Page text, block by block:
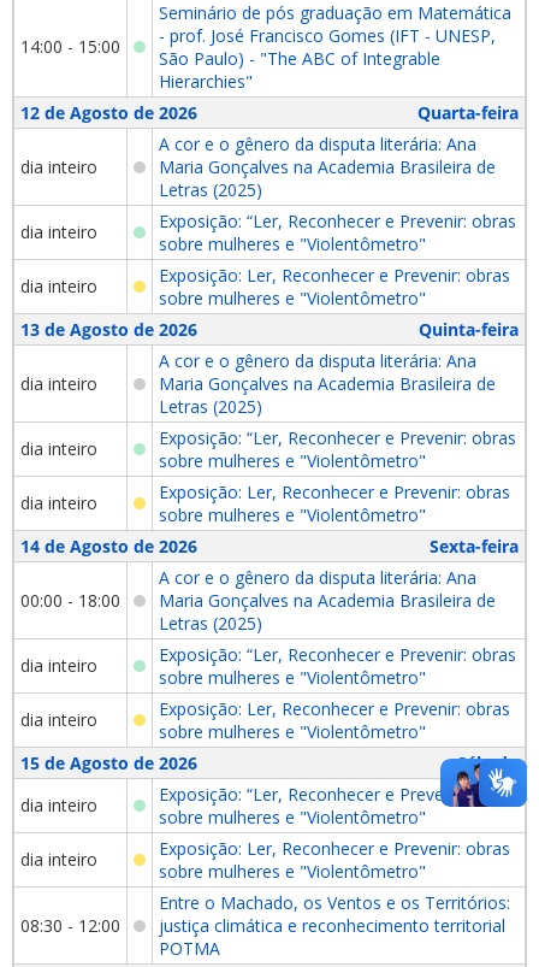
14:00 - 15:00
Seminário de pós graduação em Matemática
- prof. José Francisco Gomes (IFT - UNESP,
São Paulo) - "The ABC of Integrable
Hierarchies"
12 de Agosto de 2026
Quarta-feira
dia inteiro
A cor e o gênero da disputa literária: Ana
Maria Gonçalves na Academia Brasileira de
Letras (2025)
dia inteiro
Exposição: “Ler, Reconhecer e Prevenir: obras
sobre mulheres e "Violentômetro"
dia inteiro
Exposição: Ler, Reconhecer e Prevenir: obras
sobre mulheres e "Violentômetro"
13 de Agosto de 2026
Quinta-feira
dia inteiro
A cor e o gênero da disputa literária: Ana
Maria Gonçalves na Academia Brasileira de
Letras (2025)
dia inteiro
Exposição: “Ler, Reconhecer e Prevenir: obras
sobre mulheres e "Violentômetro"
dia inteiro
Exposição: Ler, Reconhecer e Prevenir: obras
sobre mulheres e "Violentômetro"
14 de Agosto de 2026
Sexta-feira
00:00 - 18:00
A cor e o gênero da disputa literária: Ana
Maria Gonçalves na Academia Brasileira de
Letras (2025)
dia inteiro
Exposição: “Ler, Reconhecer e Prevenir: obras
sobre mulheres e "Violentômetro"
dia inteiro
Exposição: Ler, Reconhecer e Prevenir: obras
sobre mulheres e "Violentômetro"
15 de Agosto de 2026
Sábado
dia inteiro
Exposição: “Ler, Reconhecer e Prevenir: obras
sobre mulheres e "Violentômetro"
dia inteiro
Exposição: Ler, Reconhecer e Prevenir: obras
sobre mulheres e "Violentômetro"
08:30 - 12:00
Entre o Machado, os Ventos e os Territórios:
justiça climática e reconhecimento territorial
POTMA